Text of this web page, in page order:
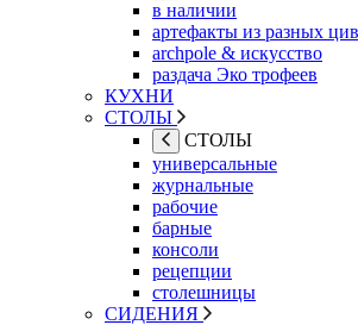
в наличии
артефакты из разных
archpole & искусство
раздача Эко трофеев
КУХНИ
СТОЛЫ
СТОЛЫ
универсальные
журнальные
рабочие
барные
консоли
рецепции
столешницы
СИДЕНИЯ